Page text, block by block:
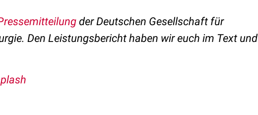
der Deutschen Gesellschaft für
Den Leistungsbericht haben wir euch im Text und